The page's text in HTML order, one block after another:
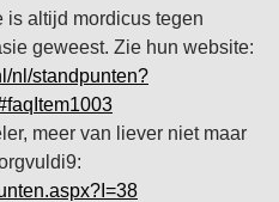
is altijd mordicus tegen
geweest. Zie hun website:
nl/standpunten?
meer van liever niet maar